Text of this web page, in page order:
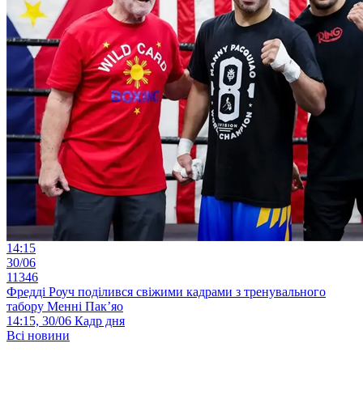
14:15
30/06
11346
Фредді Роуч поділився свіжими кадрами з тренувального
табору Менні Пак’яо
14:15, 30/06 Кадр дня
Всі новини